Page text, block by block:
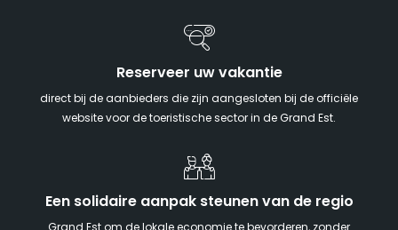
Reserveer uw vakantie
direct bij de aanbieders die zijn aangesloten bij de officiële
website voor de toeristische sector in de Grand Est.
Een solidaire aanpak steunen van de regio